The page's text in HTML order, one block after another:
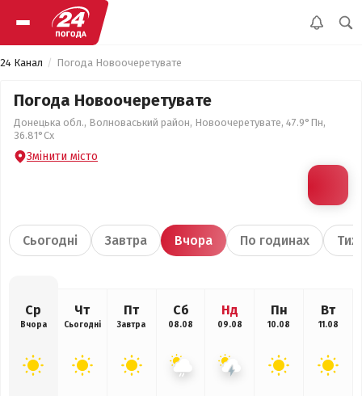
24 Канал Погода Новоочеретувате
Погода Новоочеретувате
Донецька обл., Волноваський район, Новоочеретувате, 47.9°Пн,
36.81°Сх
Змінити місто
Сьогодні Завтра Вчора По годинах
Ср
Вчора
Чт
Сьогодні
Пт
Завтра
Сб
08.08
Нд
09.08
Пн
10.08
Вт
11.08